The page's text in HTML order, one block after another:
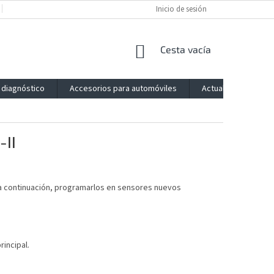
IMPRESSUM BLOG
Inicio de sesión
CESTA
LA
COMPRA
Cesta vacía
Accesorios para automóviles Actualización
II
continuación, programarlos en sensores nuevos